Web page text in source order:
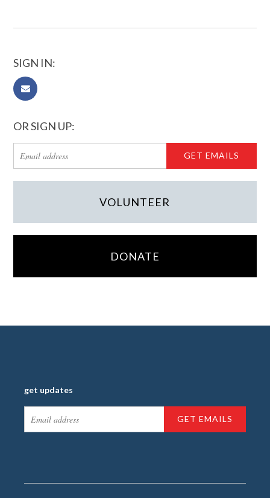
SIGN IN:
OR SIGN UP:
VOLUNTEER
DONATE
get updates